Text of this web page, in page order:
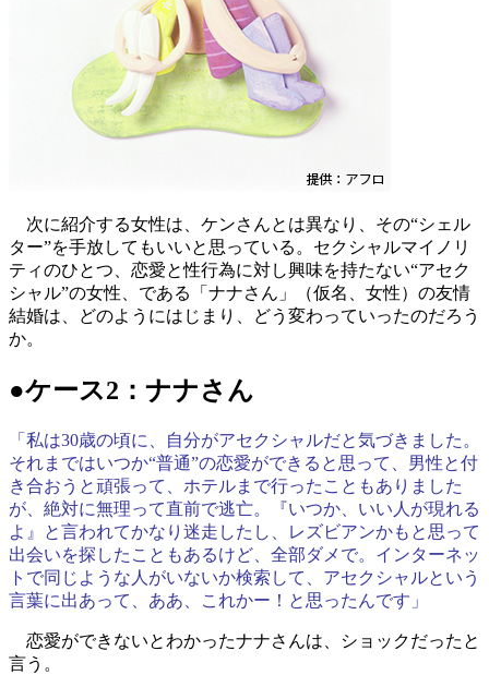
次に紹介する女性は、ケンさんとは異なり、その“シェル
ター”を手放してもいいと思っている。セクシャルマイノリ
ティのひとつ、恋愛と性行為に対し興味を持たない“アセク
シャル”の女性、である「ナナさん」（仮名、女性）の友情
結婚は、どのようにはじまり、どう変わっていったのだろう
か。
●ケース2：ナナさん
「私は30歳の頃に、自分がアセクシャルだと気づきました。
それまではいつか“普通”の恋愛ができると思って、男性と付
き合おうと頑張って、ホテルまで行ったこともありました
が、絶対に無理って直前で逃亡。『いつか、いい人が現れる
よ』と言われてかなり迷走したし、レズビアンかもと思って
出会いを探したこともあるけど、全部ダメで。インターネッ
トで同じような人がいないか検索して、アセクシャルという
言葉に出あって、ああ、これかー！と思ったんです」
恋愛ができないとわかったナナさんは、ショックだったと
言う。